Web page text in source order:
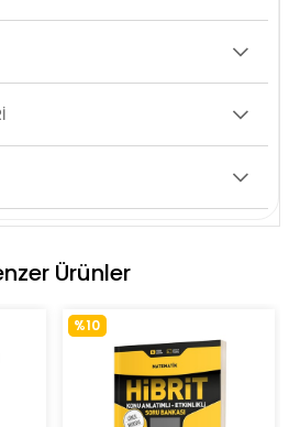
Ürünler
%10